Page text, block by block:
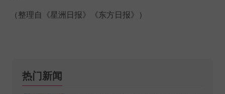
（整理自《星洲日报》《东方日报》）
热门新闻